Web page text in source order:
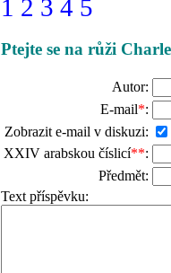
1 2 3 4 5
Ptejte se na růži
Autor:
E-mail*:
Zobrazit e-mail v diskuzi:
XXIV arabskou číslicí**:
Předmět:
Text příspěvku: